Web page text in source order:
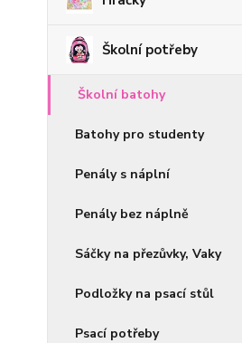
Školní potřeby
Školní batohy
Batohy pro studenty
Penály s náplní
Penály bez náplně
Sáčky na přezůvky, Vaky
Podložky na psací stůl
Psací potřeby